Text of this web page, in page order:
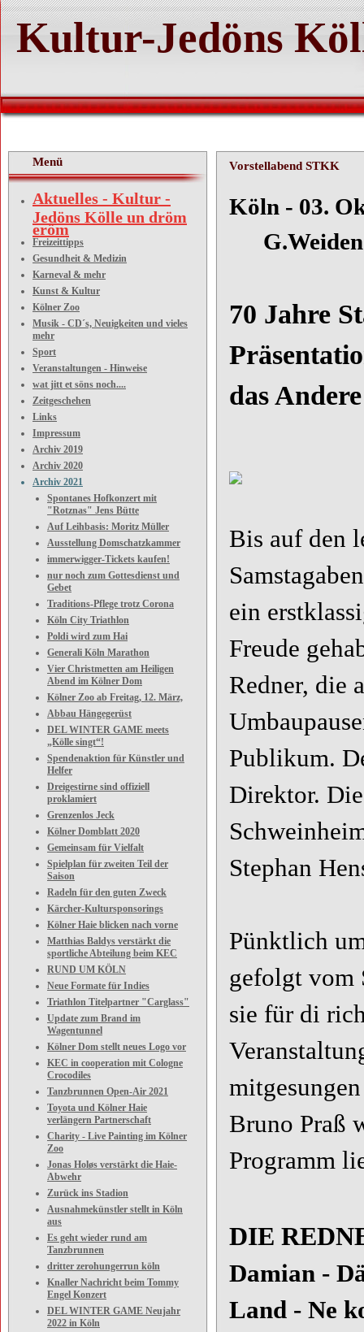
Kultur-Jedöns
Menü
Aktuelles - Kultur -
Jedöns Kölle un dröm
eröm
Freizeittipps
Gesundheit & Medizin
Karneval & mehr
Kunst & Kultur
Kölner Zoo
Musik - CD´s, Neuigkeiten und vieles
mehr
Sport
Veranstaltungen - Hinweise
wat jitt et söns noch....
Zeitgeschehen
Links
Impressum
Archiv 2019
Archiv 2020
Archiv 2021
Spontanes Hofkonzert mit
"Rotznas" Jens Bütte
Auf Leihbasis: Moritz Müller
Ausstellung Domschatzkammer
immerwigger-Tickets kaufen!
nur noch zum Gottesdienst und
Gebet
Traditions-Pflege trotz Corona
Köln City Triathlon
Poldi wird zum Hai
Generali Köln Marathon
Vier Christmetten am Heiligen
Abend im Kölner Dom
Kölner Zoo ab Freitag, 12. März,
Abbau Hängegerüst
DEL WINTER GAME meets
„Kölle singt“!
Spendenaktion für Künstler und
Helfer
Dreigestirne sind offiziell
proklamiert
Grenzenlos Jeck
Kölner Domblatt 2020
Gemeinsam für Vielfalt
Spielplan für zweiten Teil der
Saison
Radeln für den guten Zweck
Kärcher-Kultursponsorings
Kölner Haie blicken nach vorne
Matthias Baldys verstärkt die
sportliche Abteilung beim KEC
RUND UM KÖLN
Neue Formate für Indies
Triathlon Titelpartner "Carglass"
Update zum Brand im
Wagentunnel
Kölner Dom stellt neues Logo vor
KEC in cooperation mit Cologne
Crocodiles
Tanzbrunnen Open-Air 2021
Toyota und Kölner Haie
verlängern Partnerschaft
Charity - Live Painting im Kölner
Zoo
Jonas Holøs verstärkt die Haie-
Abwehr
Zurück ins Stadion
Ausnahmekünstler stellt in Köln
aus
Es geht wieder rund am
Tanzbrunnen
dritter zerohungerrun köln
Knaller Nachricht beim Tommy
Engel Konzert
DEL WINTER GAME Neujahr
2022 in Köln
Vorstellabend STKK
Köln
G.Weiden
70 Jahre
das Andere
Bis auf den
ein
Freude
Redner, die
Publikum.
Direktor.
Stephan
Pünktlich
gefolgt vom
sie für di
Bruno Praß
Programm
DIE
Damian -
Land - Ne